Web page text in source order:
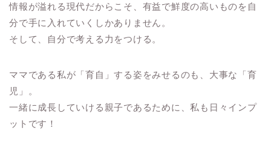
情報が溢れる現代だからこそ、有益で鮮度の高いものを自
分で手に入れていくしかありません。
そして、自分で考える力をつける。
ママである私が「育自」する姿をみせるのも、大事な「育
児」。
一緒に成長していける親子であるために、私も日々インプ
ットです！